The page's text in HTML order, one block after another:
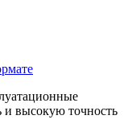
и высокую точность